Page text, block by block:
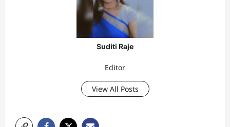
Suditi Raje
Editor
View All Posts